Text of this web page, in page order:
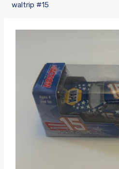
waltrip #15